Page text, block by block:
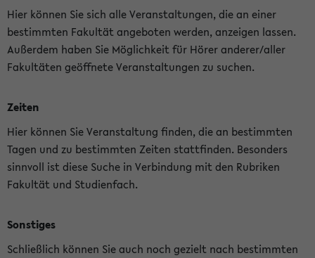
Hier können Sie sich alle Veranstaltungen, die an einer
bestimmten Fakultät angeboten werden, anzeigen lassen.
Außerdem haben Sie Möglichkeit für Hörer anderer/aller
Fakultäten geöffnete Veranstaltungen zu suchen.
Zeiten
Hier können Sie Veranstaltung finden, die an bestimmten
Tagen und zu bestimmten Zeiten stattfinden. Besonders
sinnvoll ist diese Suche in Verbindung mit den Rubriken
Fakultät und Studienfach.
Sonstiges
Schließlich können Sie auch noch gezielt nach bestimmten